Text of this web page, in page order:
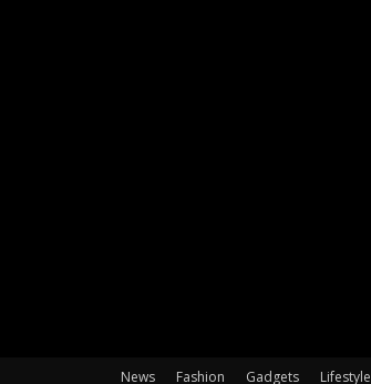
News Fashion Gadgets Lifestyle